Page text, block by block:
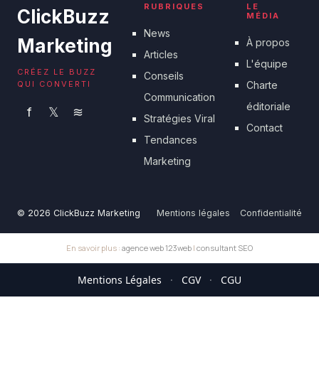
ClickBuzz
Marketing
CRÉEZ LE BUZZ
QUI CONVERTI
f 𝕏 ≋
RUBRIQUES
News
Articles
Conseils
Communication
Stratégies Viral
Tendances
Marketing
LE
MÉDIA
À propos
L'équipe
Charte
éditoriale
Contact
© 2026 ClickBuzz Marketing Mentions légales Confidentialité
En savoir plus : agence web 123web | consultant SEO
Mentions Légales · CGV · CGU